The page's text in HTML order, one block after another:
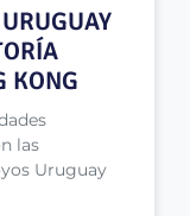
KONG
las
Uruguay